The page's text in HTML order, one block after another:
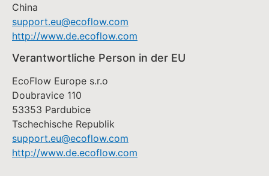
China
support.eu@ecoflow.com
http://www.de.ecoflow.com
Verantwortliche Person in der EU
EcoFlow Europe s.r.o
Doubravice 110
53353 Pardubice
Tschechische Republik
support.eu@ecoflow.com
http://www.de.ecoflow.com